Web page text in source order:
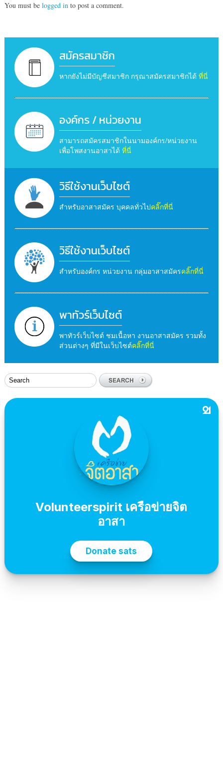
You must be logged in to post a comment.
สมัครสมาชิก
หากยังไม่มีบัญชีสมาชิก กรุณาสมัครสมาชิกได้ ที่นี่
องค์กร / หน่วยงาน
สามารถสมัครสมาชิกในนามองค์กร/หน่วยงาน
เพื่อโพสงานอาสาได้ ที่นี่
วิธีใช้งานเว็บไซต์
สำหรับอาสาสมัคร บุคคลทั่วไปคลิ๊กที่นี่
วิธีใช้งานเว็บไซต์
สำหรับองค์กร หน่วยงาน กลุ่มอาสาสมัครคลิ๊กที่นี่
พาทัวร์เว็บไซต์
พาทัวร์เว็บไซต์ ชมเนื้อหา งานอาสาสมัคร รวมทั้ง
ส่วนต่างๆ ที่มีในเว็บไซต์คลิ๊กที่นี่